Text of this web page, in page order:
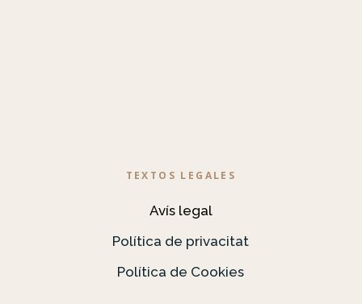
TEXTOS LEGALES
Avís legal
Política de privacitat
Política de Cookies